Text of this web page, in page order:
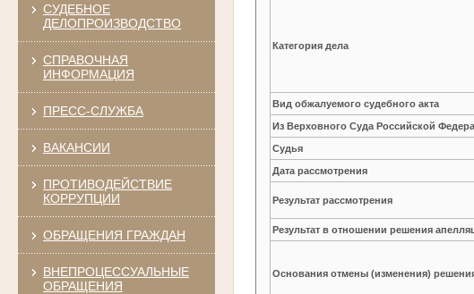
СУДЕБНОЕ
ДЕЛОПРОИЗВОДСТВО
СПРАВОЧНАЯ
ИНФОРМАЦИЯ
ПРЕСС-СЛУЖБА
ВАКАНСИИ
ПРОТИВОДЕЙСТВИЕ
КОРРУПЦИИ
ОБРАЩЕНИЯ ГРАЖДАН
ВНЕПРОЦЕССУАЛЬНЫЕ
ОБРАЩЕНИЯ
Категория дела
Вид обжалуемого судебного акта
Из Верховного Суда Российской
Судья
Дата рассмотрения
Результат рассмотрения
Результат в отношении решения
Основания отмены (изменения)